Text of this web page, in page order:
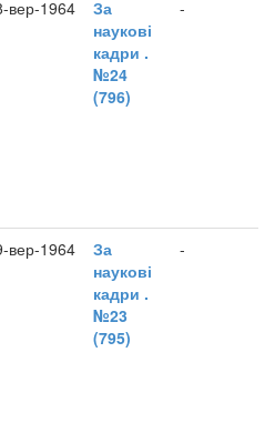
вер-1964
За
наукові
кадри .
№24
(796)
-
вер-1964
За
наукові
кадри .
№23
(795)
-